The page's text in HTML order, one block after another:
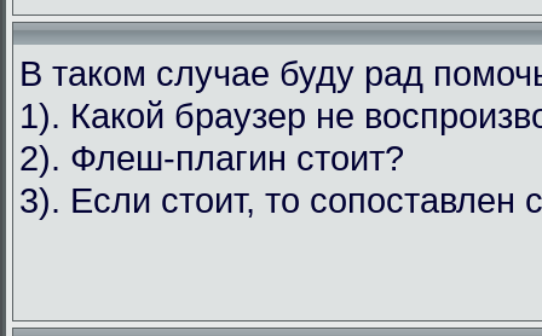
В таком случае буду рад
1). Какой браузер не
2). Флеш-плагин стоит?
3). Если стоит, то сопоставлен